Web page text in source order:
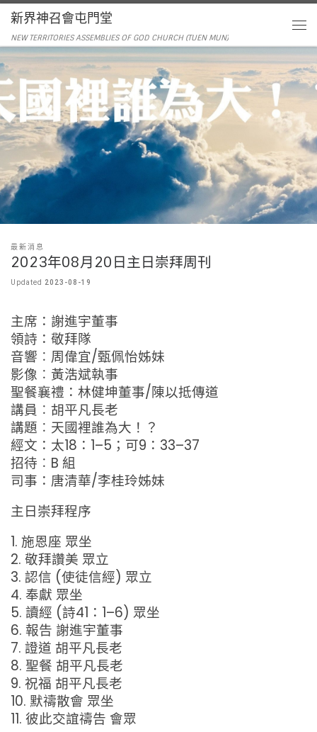
新界神召會屯門堂
NEW TERRITORIES ASSEMBLIES OF GOD CHURCH (TUEN MUN)
最新消息
2023年08月20日主日崇拜周刊
Updated 2023-08-19
主席：謝進宇董事
領詩：敬拜隊
音響︰周偉宜/甄佩怡姊妹
影像︰黃浩斌執事
聖餐襄禮：林健坤董事/陳以抵傳道
講員︰胡平凡長老
講題︰天國裡誰為大！？
經文：太18：1–5；可9：33–37
招待︰B 組
司事：唐清華/李桂玲姊妹
主日崇拜程序
1. 施恩座 眾坐
2. 敬拜讚美 眾立
3. 認信 (使徒信經) 眾立
4. 奉獻 眾坐
5. 讀經 (詩41：1–6) 眾坐
6. 報告 謝進宇董事
7. 證道 胡平凡長老
8. 聖餐 胡平凡長老
9. 祝福 胡平凡長老
10. 默禱散會 眾坐
11. 彼此交誼禱告 會眾